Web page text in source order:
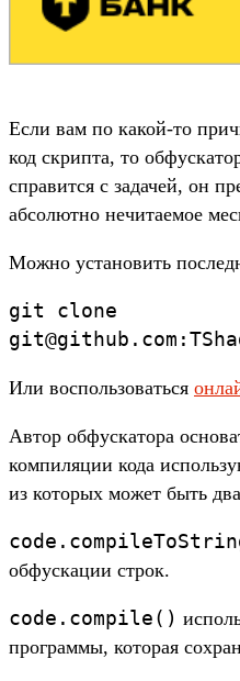
Если вам по какой-то
код скрипта, то
справится с задачей, он
абсолютно нечитаемое
Можно установить
git clone
Или воспользоваться
Автор обфускатора
компиляции кода
из которых может быть
обфускации строк.
code.compile()
программы, которая